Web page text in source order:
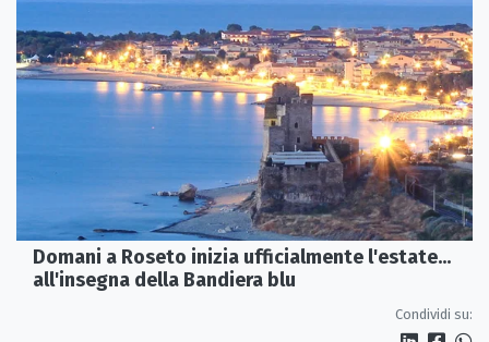
Domani a Roseto inizia ufficialmente l'estate...
all'insegna della Bandiera blu
Condividi su: